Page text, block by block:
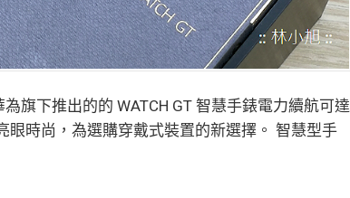
旗下推出的的 WATCH GT 智慧手錶電力續航可達
眼時尚，為選購穿戴式裝置的新選擇。 智慧型手